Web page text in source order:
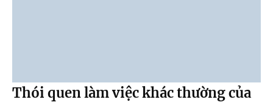
Thói quen làm việc khác thường của